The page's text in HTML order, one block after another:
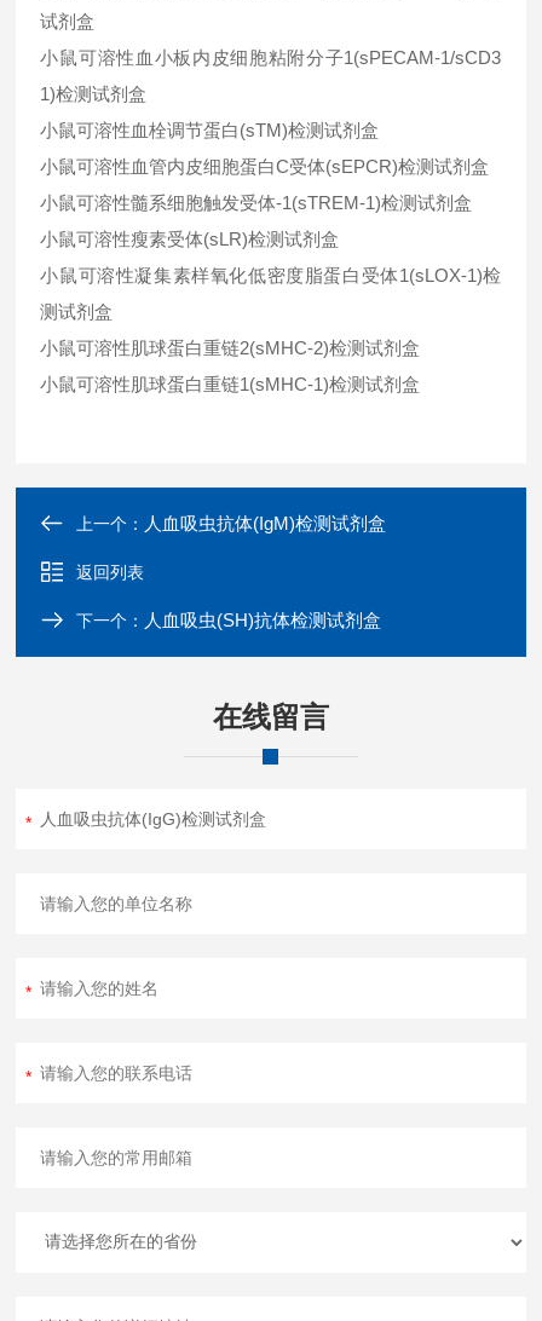
试剂盒
小鼠可溶性血小板内皮细胞粘附分子1(sPECAM-1/sCD3
1)检测试剂盒
小鼠可溶性血栓调节蛋白(sTM)检测试剂盒
小鼠可溶性血管内皮细胞蛋白C受体(sEPCR)检测试剂盒
小鼠可溶性髓系细胞触发受体-1(sTREM-1)检测试剂盒
小鼠可溶性瘦素受体(sLR)检测试剂盒
小鼠可溶性凝集素样氧化低密度脂蛋白受体1(sLOX-1)检
测试剂盒
小鼠可溶性肌球蛋白重链2(sMHC-2)检测试剂盒
小鼠可溶性肌球蛋白重链1(sMHC-1)检测试剂盒
上一个： 人血吸虫抗体(IgM)检测试剂盒
返回列表
下一个： 人血吸虫(SH)抗体检测试剂盒
在线留言